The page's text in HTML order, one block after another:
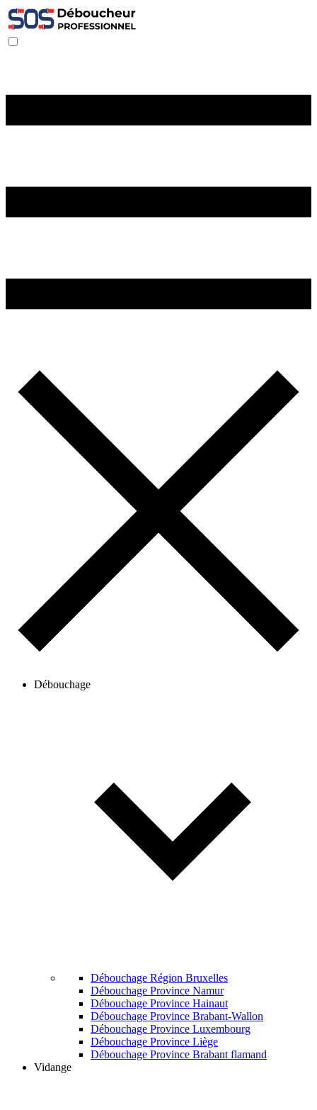
Débouchage
Débouchage Région Bruxelles
Débouchage Province Namur
Débouchage Province Hainaut
Débouchage Province Brabant-Wallon
Débouchage Province Luxembourg
Débouchage Province Liège
Débouchage Province Brabant flamand
Vidange